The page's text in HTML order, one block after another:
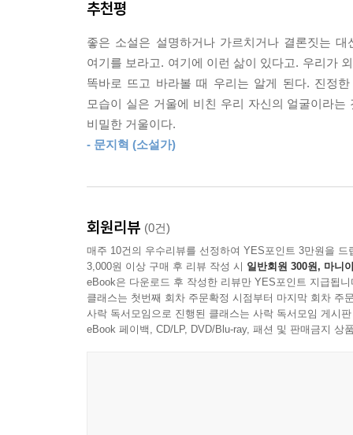
--- p.41
그녀는 승민을 치료할 수 있다면, 승민을 사회에
매달렸다. 뇌 활동에 조금이라도 도움이 된다는
거르지 않고 약을 먹였다.
--- p.60
“당사자가 용서받을 마음이 없는데, 어떻게 용서하
정도로 자세하게 열거했다. 하지만 죄 고백이라고
--- p.92
“아빠, 묶여 버리는 건 공동체가 아니야.”
“…”
“서로가 서로에게 뭐든 강요하고 강요당해야 한다
추천평
좋은 소설은 설명하거나 가르치거나 결론짓는
여기를 보라고. 여기에 이런 삶이 있다고. 우리가
똑바로 뜨고 바라볼 때 우리는 알게 된다. 진정
모습이 실은 거울에 비친 우리 자신의 얼굴이라
비밀한 거울이다.
- 문지혁 (소설가)
회원리뷰 (0건)
매주 10건의 우수리뷰를 선정하여 YES포인트 3만원을 드
3,000원 이상 구매 후 리뷰 작성 시 일반회원 300원, 마니
eBook은 다운로드 후 작성한 리뷰만 YES포인트 지급됩니
클래스는 첫번째 회차 주문확정 시점부터 마지막 회차 주
사락 독서모임으로 진행된 클래스는 사락 독서모임 게시
eBook 페이백, CD/LP, DVD/Blu-ray, 패션 및 판매금지 상